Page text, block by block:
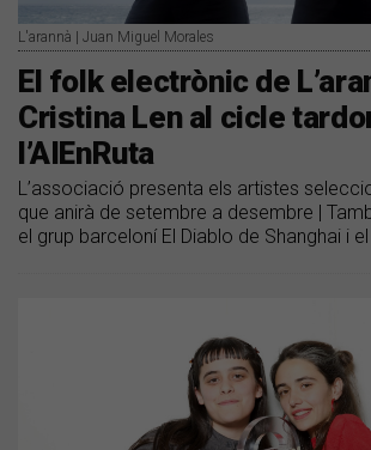
L'arannà | Juan Miguel Morales
​El folk electrònic de
Cristina Len al cicle
l’AIEnRuta
L’associació presenta els artistes
que anirà de setembre a desembre |
el grup barceloní El Diablo de Shanghai i